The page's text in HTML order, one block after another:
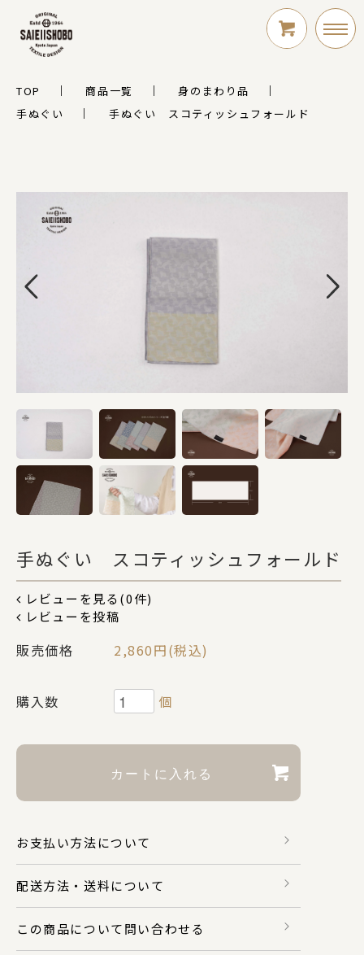
LOGIN
新規会員登録
CATS
カテゴリー
ポーチ
コスメグッズ
財布・カードケース
バッグ
TOP 商品一覧
身のまわり品
手ぬぐい
手ぬぐい スコティッシュフォールド
手ぬぐい スコティッシュフォールド
レビューを見る(0件)
レビューを投稿
販売価格 2,860円(税込)
購入数 個
お支払い方法について
配送方法・送料について
この商品について問い合わせる